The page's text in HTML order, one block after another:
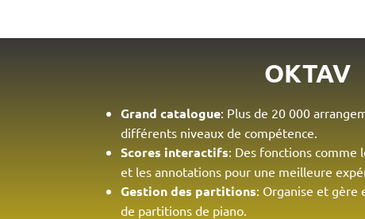
OKTAV
Grand catalogue: Plus de 20 000
différents niveaux de compétence.
Scores interactifs: Des fonctions
et les annotations pour une meilleure
Gestion des partitions: Organise et
de partitions de piano.